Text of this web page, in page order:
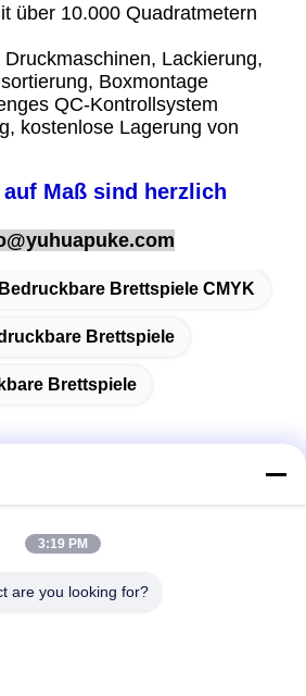
über 10.000 Quadratmetern
Lackierung,
Boxmontage
QC-Kontrollsystem
kostenlose Lagerung von
auf Maß sind herzlich
Bedruckbare Brettspiele CMYK
Brettspiele
Brettspiele
Spielkarten Co., Ltd. Hinzufügen: Nr. 26
3:19 PM
are you looking for?